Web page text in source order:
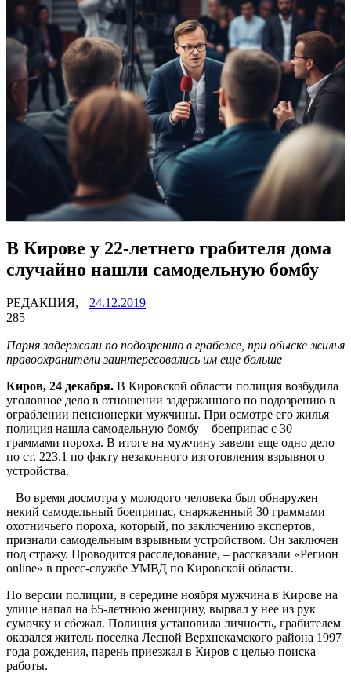
В Кирове у 22-летнего грабителя дома
случайно нашли самодельную бомбу
РЕДАКЦИЯ, 24.12.2019 |
285
Парня задержали по подозрению в грабеже, при обыске жилья
правоохранители заинтересовались им еще больше
Киров, 24 декабря. В Кировской области полиция возбудила
уголовное дело в отношении задержанного по подозрению в
ограблении пенсионерки мужчины. При осмотре его жилья
полиция нашла самодельную бомбу – боеприпас с 30
граммами пороха. В итоге на мужчину завели еще одно дело
по ст. 223.1 по факту незаконного изготовления взрывного
устройства.
– Во время досмотра у молодого человека был обнаружен
некий самодельный боеприпас, снаряженный 30 граммами
охотничьего пороха, который, по заключению экспертов,
признали самодельным взрывным устройством. Он заключен
под стражу. Проводится расследование, – рассказали «Регион
online» в пресс-службе УМВД по Кировской области.
По версии полиции, в середине ноября мужчина в Кирове на
улице напал на 65-летнюю женщину, вырвал у нее из рук
сумочку и сбежал. Полиция установила личность, грабителем
оказался житель поселка Лесной Верхнекамского района 1997
года рождения, парень приезжал в Киров с целью поиска
работы.